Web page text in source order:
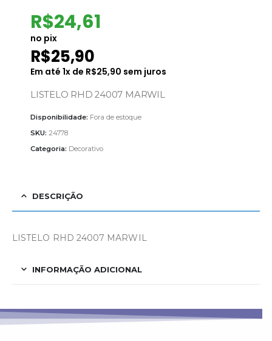
R$24,61
no pix
R$25,90
Em até 1x de R$25,90 sem juros
LISTELO RHD 24007 MARWIL
Disponibilidade: Fora de estoque
SKU: 24778
Categoria: Decorativo
DESCRIÇÃO
LISTELO RHD 24007 MARWIL
INFORMAÇÃO ADICIONAL